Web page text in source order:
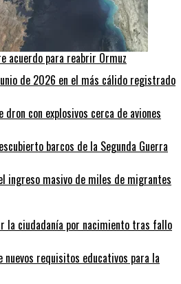
acuerdo para reabrir Ormuz
de 2026 en el más cálido registrado
con explosivos cerca de aviones
barcos de la Segunda Guerra
ingreso masivo de miles de migrantes
la ciudadanía por nacimiento tras fallo
requisitos educativos para la